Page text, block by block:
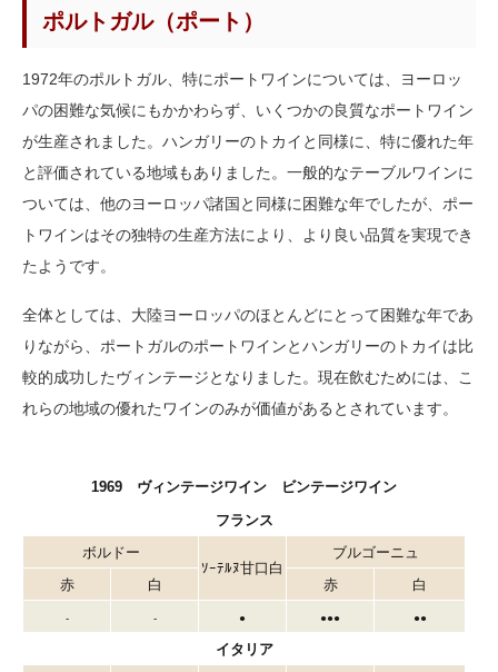
ポルトガル（ポート）
1972年のポルトガル、特にポートワインについては、ヨーロッ
パの困難な気候にもかかわらず、いくつかの良質なポートワイン
が生産されました。ハンガリーのトカイと同様に、特に優れた年
と評価されている地域もありました。一般的なテーブルワインに
ついては、他のヨーロッパ諸国と同様に困難な年でしたが、ポー
トワインはその独特の生産方法により、より良い品質を実現でき
たようです。
全体としては、大陸ヨーロッパのほとんどにとって困難な年であ
りながら、ポートガルのポートワインとハンガリーのトカイは比
較的成功したヴィンテージとなりました。現在飲むためには、こ
れらの地域の優れたワインのみが価値があるとされています。
1969 ヴィンテージワイン ビンテージワイン
フランス
ボルドー
ｿｰﾃﾙﾇ甘口白
ブルゴーニュ
赤
白 赤 白
- - ● ●●● ●●
イタリア